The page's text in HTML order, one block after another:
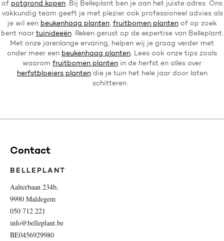
of potgrond kopen. Bij Belleplant ben je aan het juiste adres. Ons
vakkundig team geeft je met plezier ook professioneel advies als
je wil een beukenhaag planten, fruitbomen plantenof op zoek
bent naar tuinideeën. Reken gerust op de expertise van Belleplant.
Met onze jarenlange ervaring, helpen wij je graag verder met
onder meer een beukenhaag planten. Lees ook onze tips zoals
waarom fruitbomen planten in de herfst en alles over
herfstbloeiers plantendie je tuin het hele jaar door laten
schitteren.
Contact
BELLEPLANT
Aalterbaan 234b,
9990 Maldegem
050 712 221
info@belleplant.be
BE0456929980